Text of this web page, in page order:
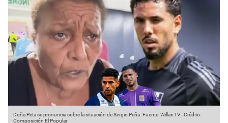
Doña Peta se pronuncia sobre la situación de Sergio Peña. Fuente: Willax TV-Crédito:
Composición El Popular